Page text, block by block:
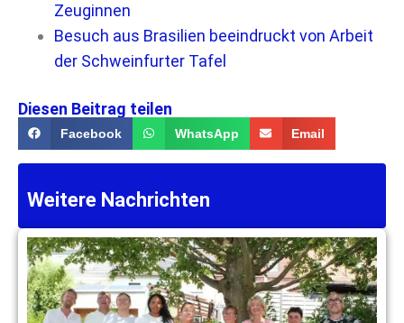
Zeuginnen
Besuch aus Brasilien beeindruckt von Arbeit
der Schweinfurter Tafel
Diesen Beitrag teilen
Facebook WhatsApp Email
Weitere Nachrichten